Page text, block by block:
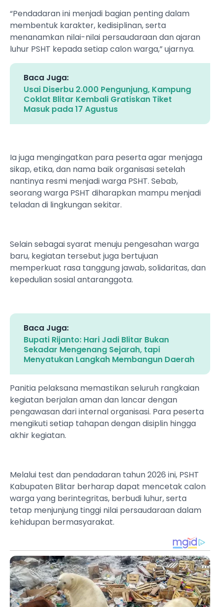
“Pendadaran ini menjadi bagian penting dalam
membentuk karakter, kedisiplinan, serta
menanamkan nilai-nilai persaudaraan dan ajaran
luhur PSHT kepada setiap calon warga,” ujarnya.
Baca Juga:
Usai Diserbu 2.000 Pengunjung, Kampung
Coklat Blitar Kembali Gratiskan Tiket
Masuk pada 17 Agustus
Ia juga mengingatkan para peserta agar menjaga
sikap, etika, dan nama baik organisasi setelah
nantinya resmi menjadi warga PSHT. Sebab,
seorang warga PSHT diharapkan mampu menjadi
teladan di lingkungan sekitar.
Selain sebagai syarat menuju pengesahan warga
baru, kegiatan tersebut juga bertujuan
memperkuat rasa tanggung jawab, solidaritas, dan
kepedulian sosial antaranggota.
Baca Juga:
Bupati Rijanto: Hari Jadi Blitar Bukan
Sekadar Mengenang Sejarah, tapi
Menyatukan Langkah Membangun Daerah
Panitia pelaksana memastikan seluruh rangkaian
kegiatan berjalan aman dan lancar dengan
pengawasan dari internal organisasi. Para peserta
mengikuti setiap tahapan dengan disiplin hingga
akhir kegiatan.
Melalui test dan pendadaran tahun 2026 ini, PSHT
Kabupaten Blitar berharap dapat mencetak calon
warga yang berintegritas, berbudi luhur, serta
tetap menjunjung tinggi nilai persaudaraan dalam
kehidupan bermasyarakat.